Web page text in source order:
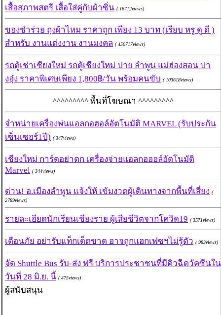
เสื้อสุภาพสตรี เสื้อใส่คู่กับผ้าซิ่น ( 16712views)
ของชำร่วย ถุงผ้าไหม ราคาถูก เพียง 13 บาท (เรียบ หรู ดู ดี )
สำหรับ งานแต่งงาน งานมงคล ( 450717views)
รถตู้เช่าเชียงใหม่ รถตู้เชียงใหม่ ปาย ลำพูน แม่ฮ่องสอน ปา
งอุ๋ง ราคาพิเศษเพียง 1,800฿/วัน พร้อมคนขับ ( 103618views)
^^^^^^^^^ พื้นที่โฆษณา ^^^^^^^^^
จำหน่ายเครื่องพ่นแอลกอฮอล์อัตโนมัติ MARVEL (รับประกัน
เซ็นเซอร์1ปี) ( 347views)
เชียงใหม่ การ์ดอย่าตก เครื่องจ่ายแอลกอออล์อัตโนมัติ
Marvel ( 344views)
ด่วน! อ.เมืองลำพูน แจ้งให้ เข้มงวดผู้เดินทางจากพื้นที่เสี่ยง (
2789views)
รายละเอียดนักเรียนเชียงราย ผู้เสียชีวิตจากโควิด19 ( 3571views)
เตือนภัย อย่ารับแท็กเด็ดขาด อาจถูกแฮกเฟซฯไม่รู้ตัว ( 983views)
จัด Shuttle Bus รับ-ส่ง ฟรี บริการประชาชนที่มีคิวฉีดวัคซีนใน
วันที่ 28 มิ.ย. นี้ ( 475views)
ผู้สนับสนุน